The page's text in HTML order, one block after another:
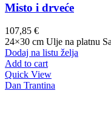
Misto i drveće
107,85 €
24×30 cm Ulje na platnu
Dodaj na listu želja
Add to cart
Quick View
Dan Trantina